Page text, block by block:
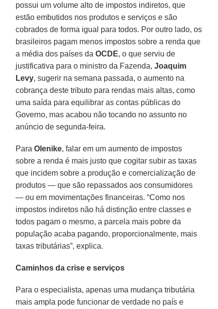
possui um volume alto de impostos indiretos, que
estão embutidos nos produtos e serviços e são
cobrados de forma igual para todos. Por outro lado, os
brasileiros pagam menos impostos sobre a renda que
a média dos países daOCDE, o que serviu de
justificativa para o ministro da Fazenda,Joaquim
Levy, sugerir na semana passada, o aumento na
cobrança deste tributo para rendas mais altas, como
uma saída para equilibrar as contas públicas do
Governo, mas acabou não tocando no assunto no
anúncio de segunda-feira.
ParaOlenike, falar em um aumento de impostos
sobre a renda é mais justo que cogitar subir as taxas
que incidem sobre a produção e comercialização de
produtos — que são repassados aos consumidores
— ou em movimentações financeiras. “Como nos
impostos indiretos não há distinção entre classes e
todos pagam o mesmo, a parcela mais pobre da
população acaba pagando, proporcionalmente, mais
taxas tributárias”, explica.
Caminhos da crise e serviços
Para o especialista, apenas uma mudança tributária
mais ampla pode funcionar de verdade no país e